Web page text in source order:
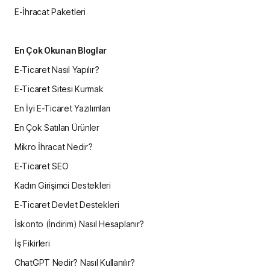
En Çok Okunan Bloglar
E-Ticaret Nasıl Yapılır?
E-Ticaret Sitesi Kurmak
En İyi E-Ticaret Yazılımları
En Çok Satılan Ürünler
Mikro İhracat Nedir?
E-Ticaret SEO
Kadın Girişimci Destekleri
E-Ticaret Devlet Destekleri
İskonto (İndirim) Nasıl Hesaplanır?
İş Fikirleri
ChatGPT Nedir? Nasıl Kullanılır?
E-İhracat Paketleri